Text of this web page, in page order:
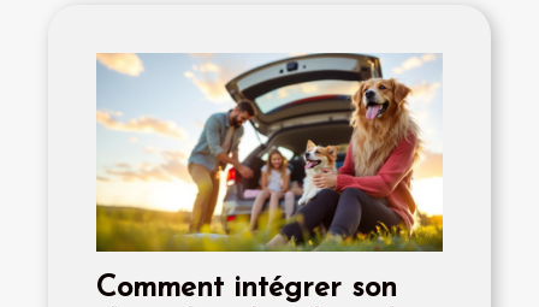
Comment intégrer son